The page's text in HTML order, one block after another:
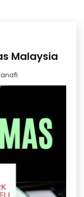
Malaysia